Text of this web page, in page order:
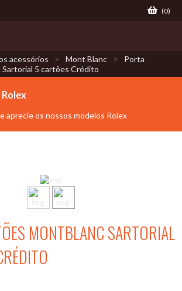
(0)
acessórios Mont Blanc
Porta
5 cartões Crédito
aprecie os nossos modelos Rolex
MONTBLANC SARTORIAL